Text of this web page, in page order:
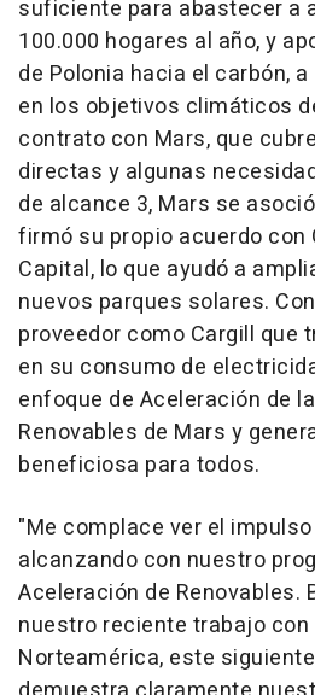
suficiente para abastecer a
100.000 hogares al año, y
de Polonia hacia el carbón,
en los objetivos climáticos
contrato con Mars, que
directas y algunas
de alcance 3, Mars se
firmó su propio acuerdo con
Capital, lo que ayudó a
nuevos parques solares.
proveedor como Cargill que
en su consumo de
enfoque de Aceleración de
Renovables de Mars y
beneficiosa para todos.
"Me complace ver el
alcanzando con nuestro
Aceleración de Renovables.
nuestro reciente trabajo con
Norteamérica, este